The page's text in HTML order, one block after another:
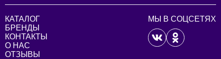
КАТАЛОГ
БРЕНДЫ
КОНТАКТЫ
О НАС
ОТЗЫВЫ
МЫ В СОЦСЕТЯХ